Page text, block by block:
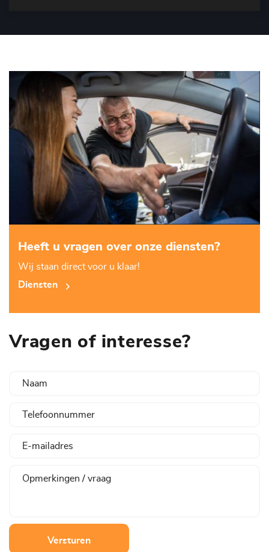
Heeft u vragen over onze diensten?
Wij staan direct voor u klaar!
Diensten
Vragen of interesse?
Versturen